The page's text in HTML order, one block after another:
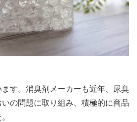
す。消臭剤メーカーも近年、尿臭
の問題に取り組み、積極的に商品